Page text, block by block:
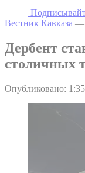
Вестник Кавказа —
Дербент
столичных
Опубликовано: